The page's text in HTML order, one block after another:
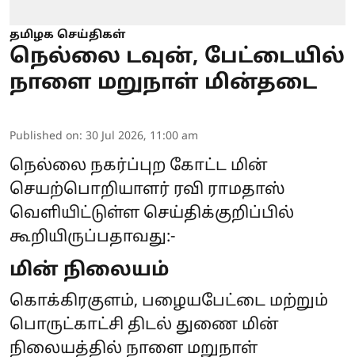
தமிழக செய்திகள்
நெல்லை டவுன், பேட்டையில்
நாளை மறுநாள் மின்தடை
Published on: 30 Jul 2026, 11:00 am
நெல்லை நகர்ப்புற கோட்ட மின்
செயற்பொறியாளர் ரவி ராமதாஸ்
வெளியிட்டுள்ள செய்திக்குறிப்பில்
கூறியிருப்பதாவது:-
மின் நிலையம்
கொக்கிரகுளம், பழையபேட்டை மற்றும்
பொருட்காட்சி திடல் துணை மின்
நிலையத்தில் நாளை மறுநாள்